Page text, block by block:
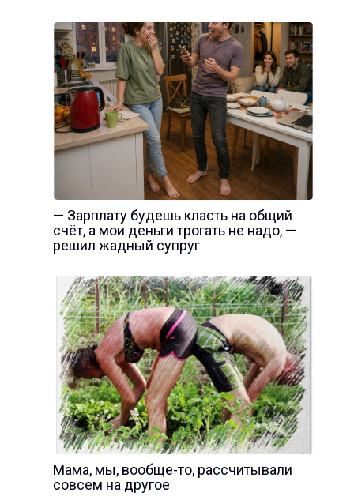
— Зарплату будешь класть на общий
счёт, а мои деньги трогать не надо, —
решил жадный супруг
Мама, мы, вообще-то, рассчитывали
совсем на другое